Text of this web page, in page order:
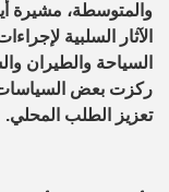
والمتوسطة، مشيرة
الآثار السلبية
السياحة والطيران
ركزت بعض
تعزيز الطلب المحلي.